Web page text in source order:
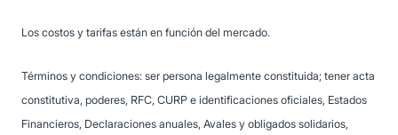
Los costos y tarifas están en función del mercado.
Términos y condiciones: ser persona legalmente constituida; tener acta
constitutiva, poderes, RFC, CURP e identificaciones oficiales, Estados
Financieros, Declaraciones anuales, Avales y obligados solidarios,